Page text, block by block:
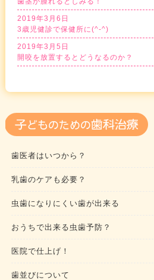
2019年3月6日
3歳児健診で保健所に(^-^)
2019年3月5日
開咬を放置するとどうなるのか？
歯医者はいつから？
乳歯のケアも必要？
虫歯になりにくい歯が出来る
おうちで出来る虫歯予防？
医院で仕上げ！
歯並びについて